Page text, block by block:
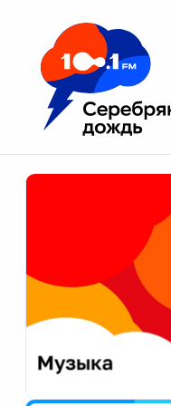
Москва 100.1 FM
Апатиты
Екатеринбург
Калининград
Калуга